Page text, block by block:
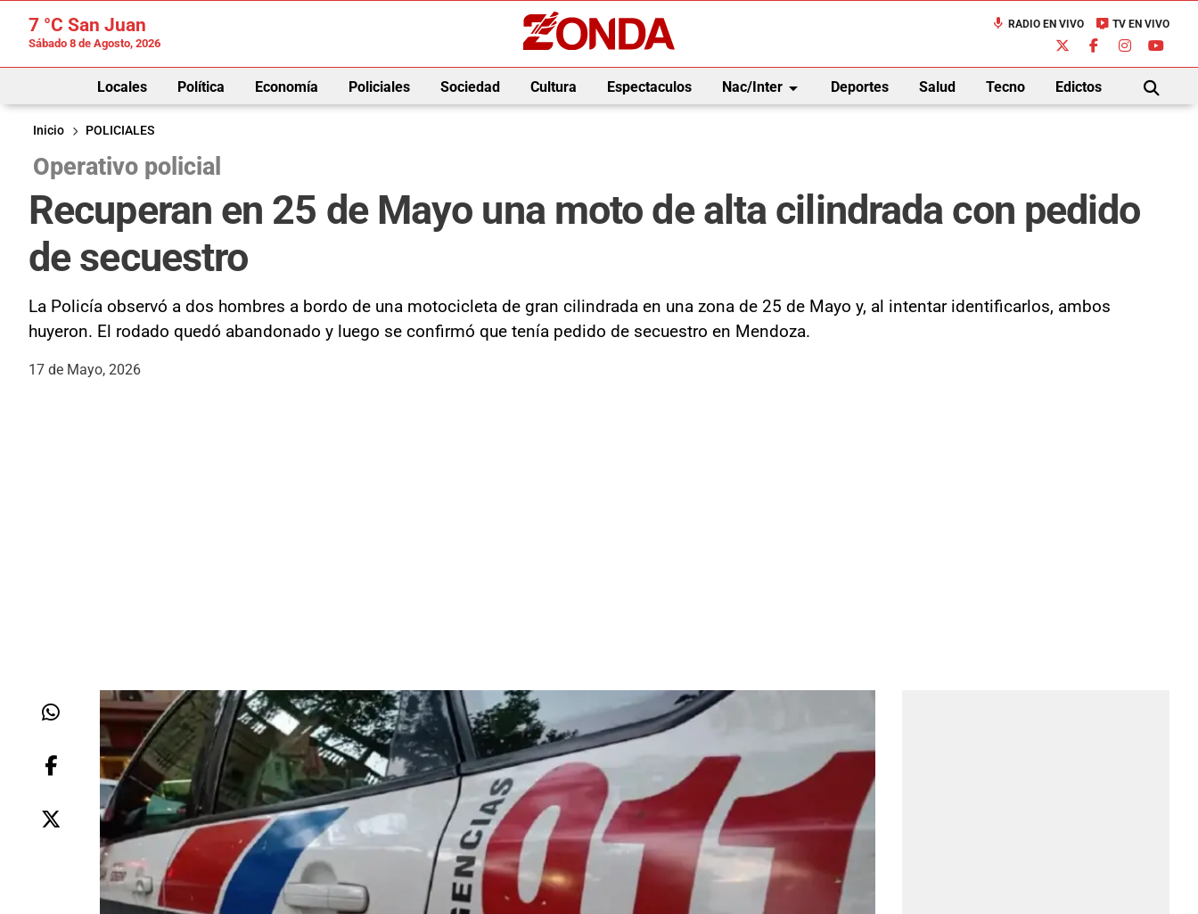
7 °C San Juan
Sábado 8 de Agosto, 2026
mic RADIO EN VIVO live_tv TV EN VIVO
Locales Política Economía Policiales Sociedad Cultura Espectaculos Nac/Interarrow_drop_down Deportes Salud Tecno Edictos
BUSCAR
Inicio
POLICIALES
Operativo policial
Recuperan en 25 de Mayo una moto de alta cilindrada con pedido
de secuestro
La Policía observó a dos hombres a bordo de una motocicleta de gran cilindrada en una zona de 25 de Mayo y, al intentar identificarlos, ambos
huyeron. El rodado quedó abandonado y luego se confirmó que tenía pedido de secuestro en Mendoza.
17 de Mayo, 2026